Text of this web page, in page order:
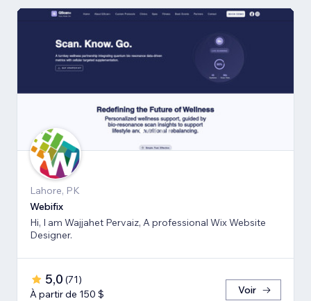
Lahore, PK
Webifix
Hi, I am Wajjahet Pervaiz, A professional Wix Website
Designer.
5,0 (71)
À partir de 150 $
Voir